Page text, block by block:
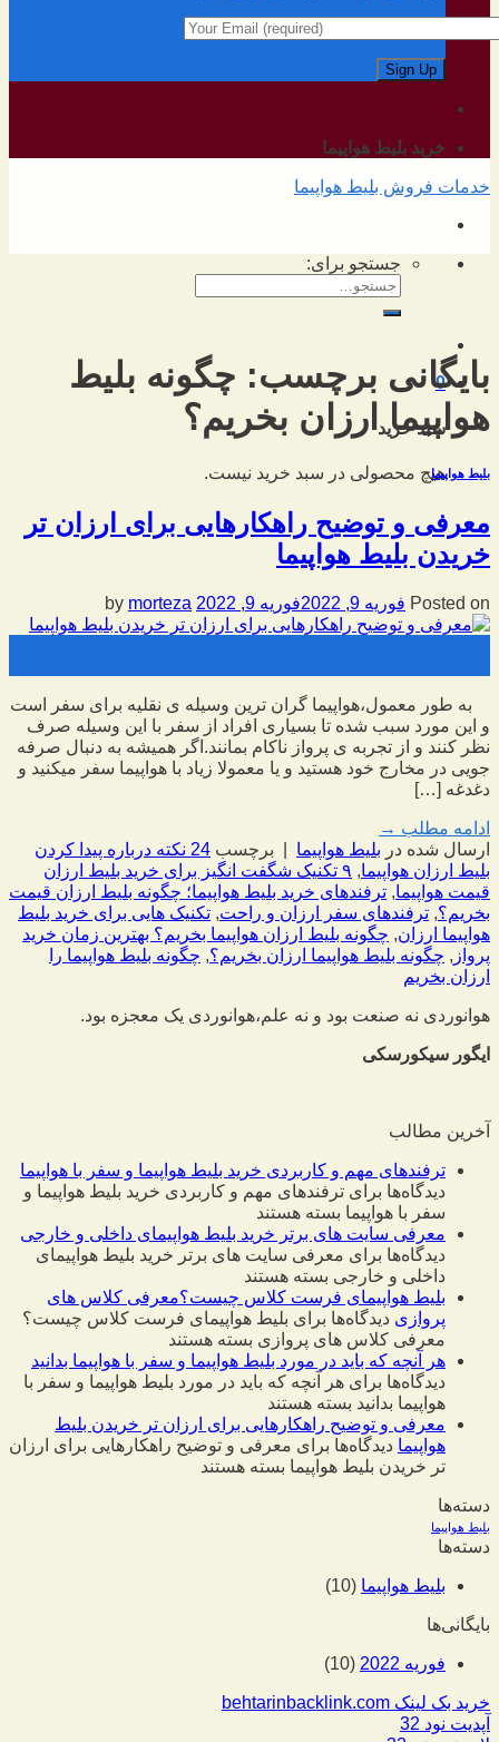
خرید بلیط هواپیما
خدمات فروش بلیط هواپیما
جستجو برای:
0
سبد خرید
هیچ محصولی در سبد خرید نیست.
بایگانی برچسب: چگونه بلیط
هواپیما ارزان بخریم؟
بلیط هواپیما
معرفی و توضیح راهکارهایی برای ارزان تر
خریدن بلیط هواپیما
Posted on فوریه 9, 2022 فوریه 9, 2022 morteza
به طور معمول،هواپیما گران ترین وسیله ی نقلیه برای سفر است
و این مورد سبب شده تا بسیاری افراد از سفر با این وسیله صرف
نظر کنند و از تجربه ی پرواز ناکام بمانند.اگر همیشه به دنبال صرفه
جویی در مخارج خود هستید و یا معمولا زیاد با هواپیما سفر میکنید و
دغدغه […]
ادامه مطلب →
ارسال شده در بلیط هواپیما برچسب
24 نکته درباره پیدا کردن
بلیط ارزان هواپیما,
۹ تکنیک شگفت انگیز برای خرید بلیط ارزان
قیمت هواپیما, ترفندهای خرید بلیط هواپیما؛ چگونه بلیط ارزان قیمت
بخریم؟, ترفندهای سفر ارزان و راحت, تکنیک هایی برای خرید بلیط
هواپیما ارزان, چگونه بلیط ارزان هواپیما بخریم؟ بهترین زمان خرید
پرواز , چگونه بلیط هواپیما ارزان بخریم؟, چگونه بلیط هواپیما را
ارزان بخریم
هوانوردی نه صنعت بود و نه علم،هوانوردی یک معجزه بود.
ایگور سیکورسکی
آخرین مطالب
ترفندهای مهم و کاربردی خرید بلیط هواپیما و سفر با هواپیما
دیدگاه‌ها برای ترفندهای مهم و کاربردی خرید بلیط هواپیما و
سفر با هواپیما بسته هستند
معرفی سایت های برتر خرید بلیط هواپیمای داخلی و خارجی
دیدگاه‌ها برای معرفی سایت های برتر خرید بلیط هواپیمای
داخلی و خارجی بسته هستند
بلیط هواپیمای فرست کلاس چیست؟معرفی کلاس های
پروازی دیدگاه‌ها برای بلیط هواپیمای فرست کلاس چیست؟
معرفی کلاس های پروازی بسته هستند
هر آنچه که باید در مورد بلیط هواپیما و سفر با هواپیما بدانید
دیدگاه‌ها برای هر آنچه که باید در مورد بلیط هواپیما و سفر با
هواپیما بدانید بسته هستند
معرفی و توضیح راهکارهایی برای ارزان تر خریدن بلیط
هواپیما دیدگاه‌ها برای معرفی و توضیح راهکارهایی برای ارزان
تر خریدن بلیط هواپیما بسته هستند
دسته‌ها
بلیط هواپیما
دسته‌ها
بلیط هواپیما (10)
بایگانی‌ها
فوریه 2022 (10)
خرید بک لینک behtarinbacklink.com
آپدیت نود 32